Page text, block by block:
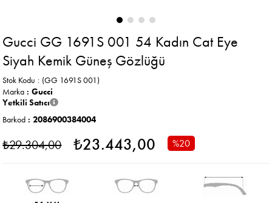
Gucci GG 1691S 001 54 Kadın Cat Eye
Siyah Kemik Güneş Gözlüğü
(GG 1691S 001)
Stok Kodu
Marka : Gucci
Yetkili Satıcı
Barkod : 2086900384004
₺29.304,00 ₺23.443,00 %20